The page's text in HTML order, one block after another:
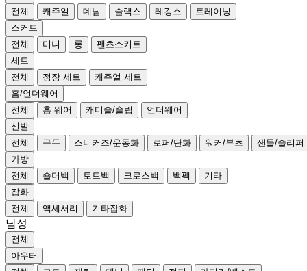
전체
캐주얼 데님 슬랙스 레깅스
트레이닝
스커트
전체
미니 롱
팬츠스커트
세트
전체
정장 세트
캐주얼 세트
홈/언더웨어
전체
홈 웨어 캐미솔/슬립
언더웨어
신발
전체
구두 스니커즈/운동화 로퍼/단화 워커/부츠
샌들/슬리퍼
가방
전체
숄더백 토트백 크로스백 백팩
기타
잡화
전체
액세서리 기타잡화
남성
전체
아우터